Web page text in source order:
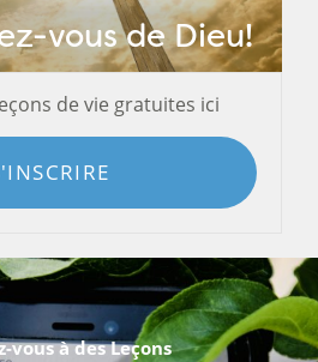
vous de Dieu!
de vie gratuites ici
vous à des Leçons